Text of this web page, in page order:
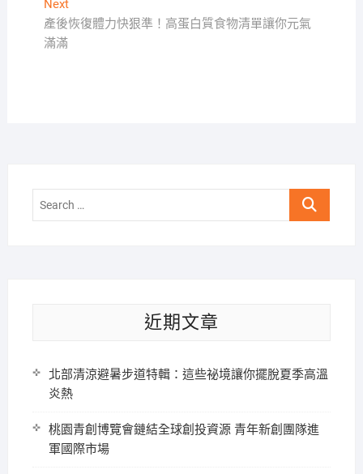
導
覽
NextNext
post:
產後恢復體力快狠準！高蛋白質食物清單讓你元氣
滿滿
Search
近期文章
北部清涼避暑步道特輯：這些祕境讓你擺脫夏季高溫
炎熱
桃園青創博覽會鏈結全球創投資源 青年新創團隊進
軍國際市場